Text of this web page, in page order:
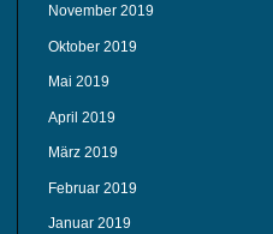
November 2019
Oktober 2019
Mai 2019
April 2019
März 2019
Februar 2019
Januar 2019